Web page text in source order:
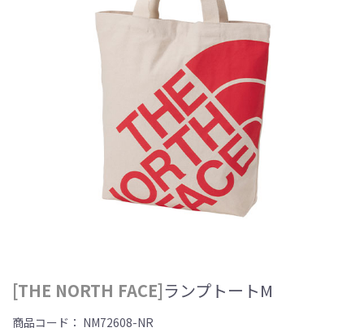
[THE NORTH FACE]ランプトートM
商品コード： NM72608-NR